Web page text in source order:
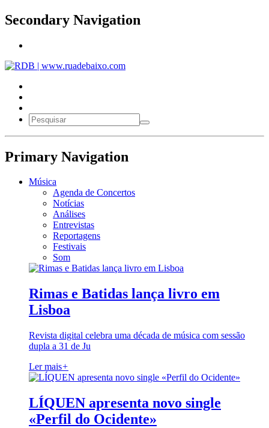
Secondary Navigation
Primary Navigation
Música
Agenda de Concertos
Notícias
Análises
Entrevistas
Reportagens
Festivais
Som
Rimas e Batidas lança livro em
Lisboa
Revista digital celebra uma década de música com sessão
dupla a 31 de Ju
Ler mais+
LÍQUEN apresenta novo single
«Perfil do Ocidente»